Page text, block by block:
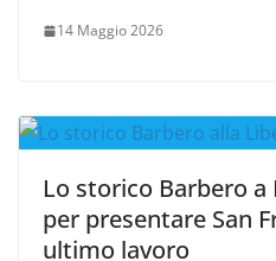
14 Maggio 2026
Lo storico Barbero a
per presentare San
ultimo lavoro